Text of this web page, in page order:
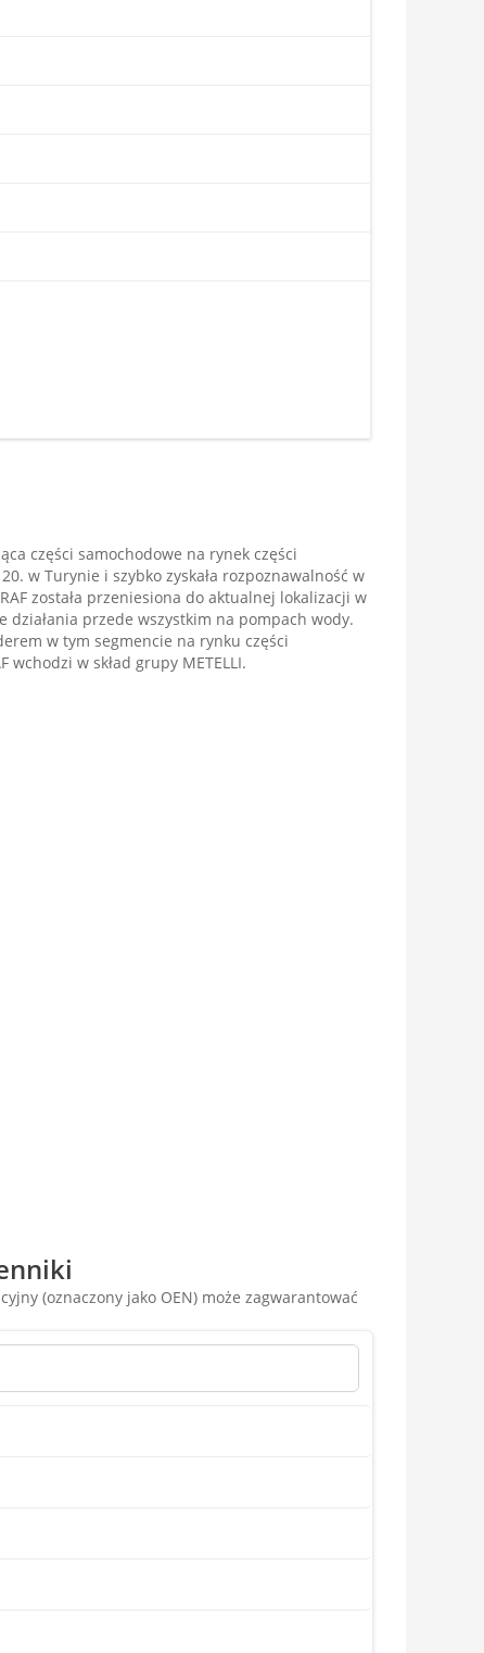
części samochodowe na rynek części
w Turynie i szybko zyskała rozpoznawalność w
została przeniesiona do aktualnej lokalizacji w
działania przede wszystkim na pompach wody.
w tym segmencie na rynku części
wchodzi w skład grupy METELLI.
(oznaczony jako OEN) może zagwarantować